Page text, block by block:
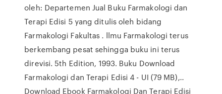
oleh: Departemen Jual Buku Farmakologi dan
Terapi Edisi 5 yang ditulis oleh bidang
Farmakologi Fakultas . llmu Farmakologi terus
berkembang pesat sehingga buku ini terus
direvisi. 5th Edition, 1993. Buku Download
Farmakologi dan Terapi Edisi 4 - UI (79 MB),..
Download Ebook Farmakologi Dan Terapi Edisi